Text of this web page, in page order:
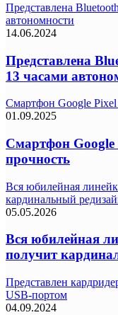
Представлена
автономности
14.06.2024
Представлена
13 часами
Смартфон Google
01.09.2025
Смартфон
прочность
Вся юбилейная
кардинальный
05.05.2026
Вся юбилейная
получит
Представлен
USB-портом
04.09.2024